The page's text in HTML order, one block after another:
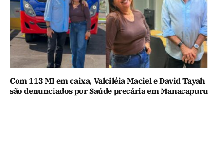
Com 113 MI em caixa, Valciléia Maciel e David Tayah
são denunciados por Saúde precária em Manacapuru